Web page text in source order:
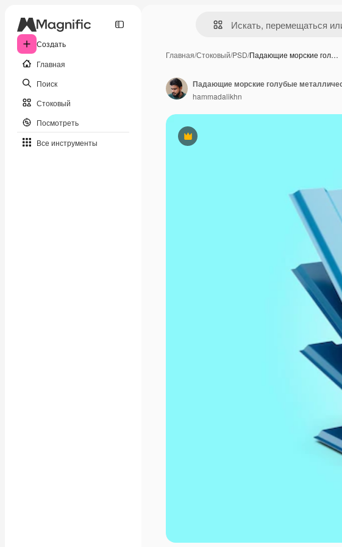
Создать
Главная
Поиск
Стоковый
Посмотреть
Все инструменты
Главная/Стоковый/PSD/Падающие морские гол…
Премиум
hammadalikhn